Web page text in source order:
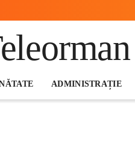
ADMINISTRAȚIE